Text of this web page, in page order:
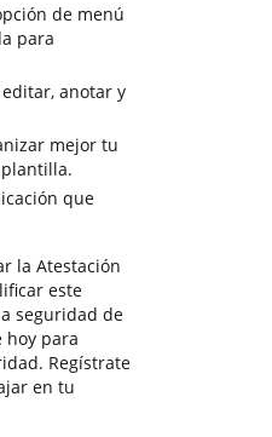
de menú
para
anotar y
mejor tu
que
la Atestación
este
seguridad de
hoy para
Regístrate
en tu